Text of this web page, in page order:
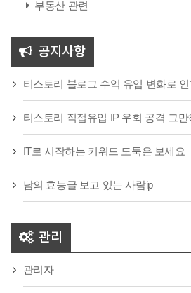
부동산 관련
공지사항
티스토리 블로그 수익 유입 변화로
티스토리 직접유입 IP 우회 공격 그
IT로 시작하는 키워드 도둑은 보세요
남의 효능글 보고 있는 사람ip
관리
관리자